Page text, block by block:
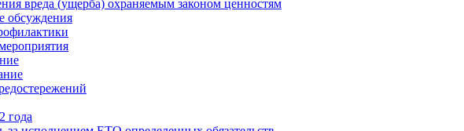
вреда (ущерба) охраняемым законом ценностям
обсуждения
года